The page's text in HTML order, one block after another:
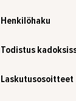
Henkilöhaku
Todistus
Laskutusosoitteet